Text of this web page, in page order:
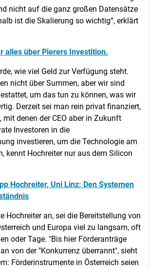
nicht auf die ganz großen Datensätze
ist die Skalierung so wichtig“, erklärt
alles über Pierers Investition.
wie viel Geld zur Verfügung steht.
nicht über Summen, aber wir sind
um das tun zu können, was wir
Derzeit sei man rein privat finanziert,
mit denen der CEO aber in Zukunft
Investoren in die
investieren, um die Technologie am
kennt Hochreiter nur aus dem Silicon
Hochreiter, Uni Linz: Den Systemen
Hochreiter an, sei die Bereitstellung von
und Europa viel zu langsam, oft
oder Tage. "Bis hier Förderanträge
von der "Konkurrenz überrannt", sieht
Förderinstrumente in Österreich seien